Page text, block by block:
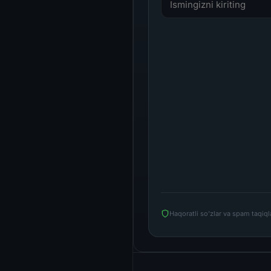
Haqoratli so'zlar va spam